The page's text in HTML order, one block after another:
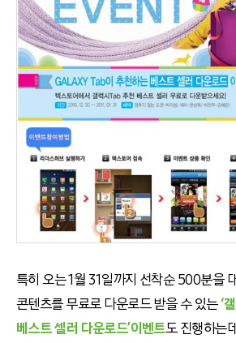
특히 오는 1월 31일까지 선착순 500분을
콘텐츠를 무료로 다운로드 받을 수 있는‘
베스트 셀러 다운로드’이벤트도 진행하는